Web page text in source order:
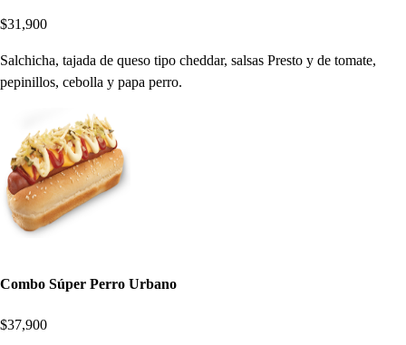
$31,900
Salchicha, tajada de queso tipo cheddar, salsas Presto y de tomate,
pepinillos, cebolla y papa perro.
Combo Súper Perro Urbano
$37,900